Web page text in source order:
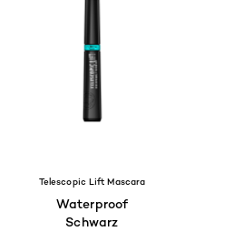
Telescopic Lift Mascara
Waterproof
Schwarz